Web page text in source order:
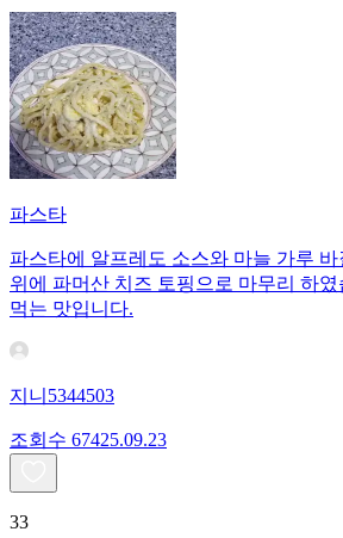
파스타
파스타에 알프레도 소스와 마늘 가루
위에 파머산 치즈 토핑으로 마무리 하
먹는 맛입니다.
지니5344503
조회수 67425.09.23
33